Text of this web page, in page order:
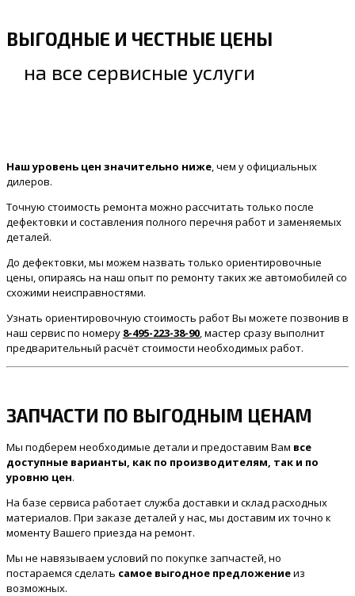
ВЫГОДНЫЕ И ЧЕСТНЫЕ ЦЕНЫ
на все сервисные услуги
Наш уровень цен значительно ниже , чем у официальных
дилеров.
Точную стоимость ремонта можно рассчитать только после
дефектовки и составления полного перечня работ и заменяемых
деталей.
До дефектовки, мы можем назвать только ориентировочные
цены, опираясь на наш опыт по ремонту таких же автомобилей со
схожими неисправностями.
Узнать ориентировочную стоимость работ Вы можете позвонив в
наш сервис по номеру 8-495-223-38-90 , мастер сразу выполнит
предварительный расчёт стоимости необходимых работ.
ЗАПЧАСТИ ПО ВЫГОДНЫМ ЦЕНАМ
Мы подберем необходимые детали и предоставим Вам все
доступные варианты, как по производителям, так и по
уровню цен.
На базе сервиса работает служба доставки и склад расходных
материалов. При заказе деталей у нас, мы доставим их точно к
моменту Вашего приезда на ремонт.
Мы не навязываем условий по покупке запчастей, но
постараемся сделать самое выгодное предложениеиз
возможных.